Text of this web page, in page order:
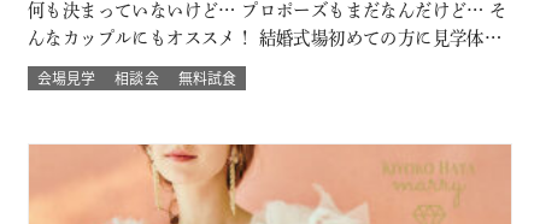
何も決まっていないけど… プロポーズもまだなんだけど… そ
んなカップルにもオススメ！ 結婚式場初めての方に見学体験
ウェディング試食も結婚式の挙式体験も披露宴演出体験
も！！ いろいろな体験が気軽にできるよくばりフェア♪ 結婚
当日の過ごし方も体験して…
会場見学 相談会 無料試食